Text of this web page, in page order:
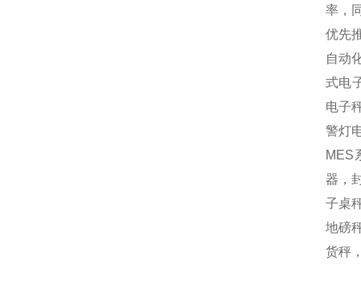
率，
优先
自动
式电
电子
警灯
MES
器，
子桌
地磅
货秤